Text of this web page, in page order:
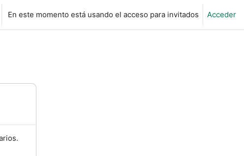
En este momento está usando el acceso para invitados Acceder